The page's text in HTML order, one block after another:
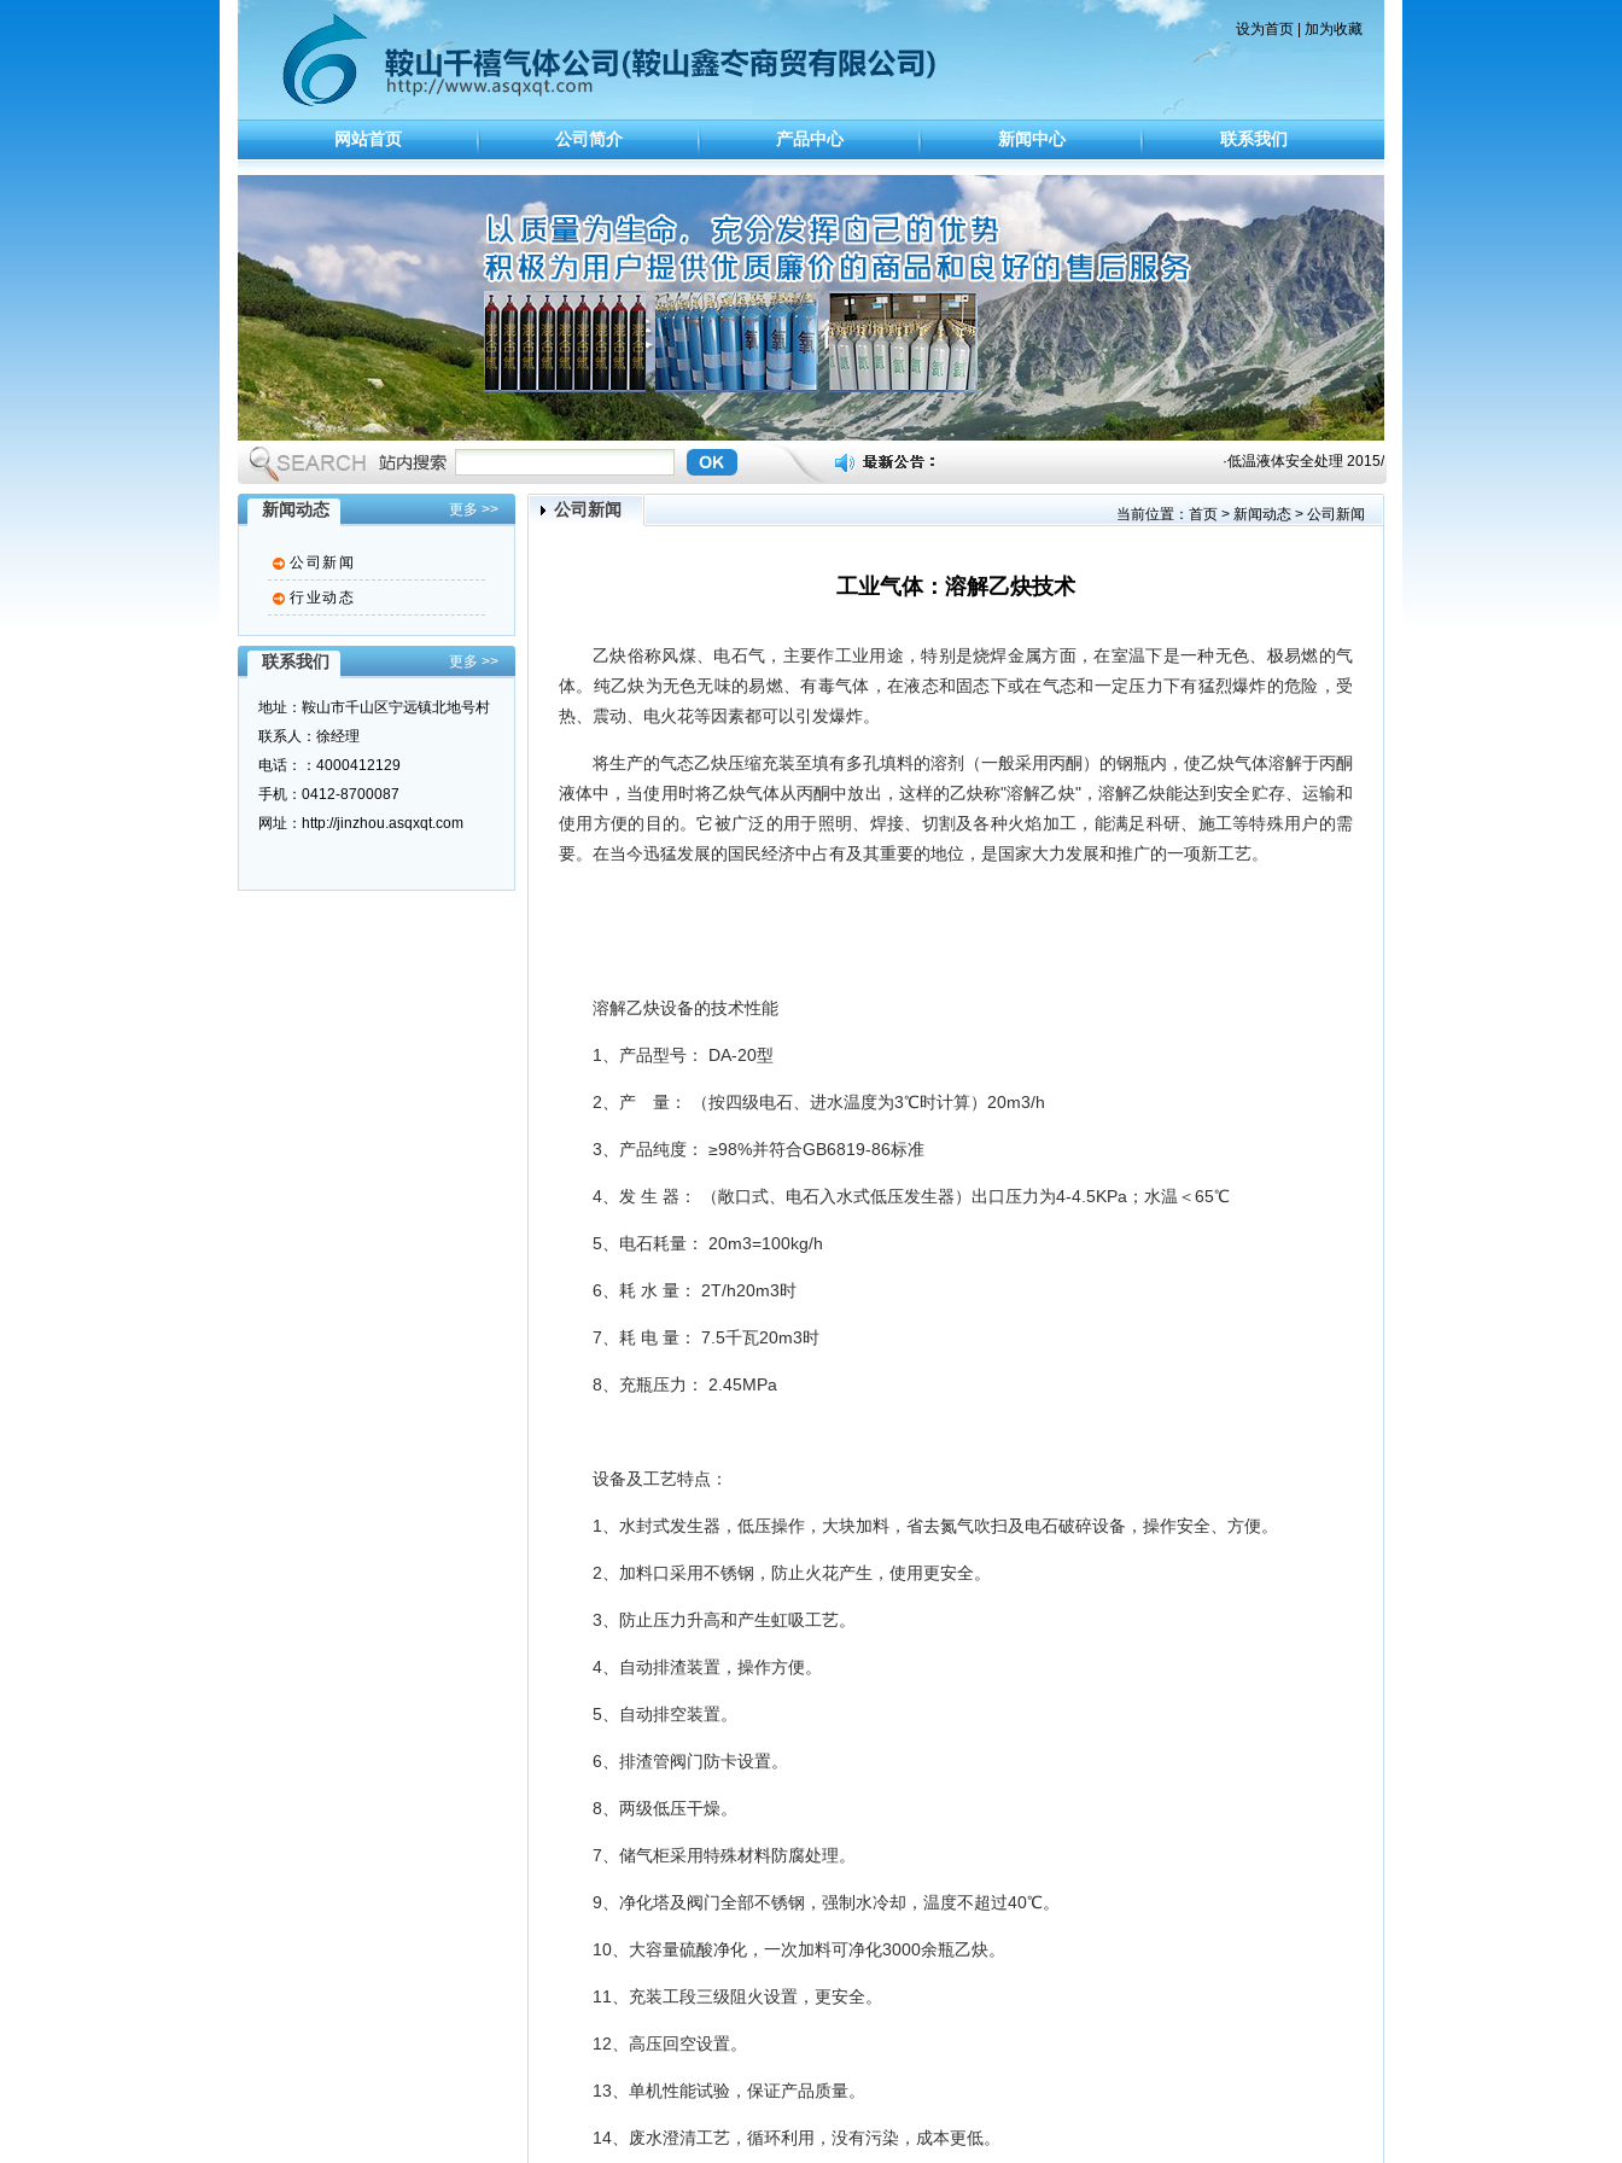
设为首页 加为收藏
网站首页 公司简介 产品中心 新闻中心 联系我们
低温液体安全处理2015/8/23 ·
新闻动态 更多 >>
公司新闻
行业动态
联系我们 更多 >>
地址：鞍山市千山区宁远镇北地号村
联系人：徐经理
电话：：4000412129
手机：0412-8700087
网址：http://jinzhou.asqxqt.com
公司新闻 当前位置： 首页 > 新闻动态 > 公司新闻
工业气体：溶解乙炔技术
乙炔俗称风煤、电石气，主要作工业用途，特别是烧焊金属方面，在室温下是一种无色、极易燃的气
体。纯乙炔为无色无味的易燃、有毒气体，在液态和固态下或在气态和一定压力下有猛烈爆炸的危险，受
热、震动、电火花等因素都可以引发爆炸。
将生产的气态乙炔压缩充装至填有多孔填料的溶剂（一般采用丙酮）的钢瓶内，使乙炔气体溶解于丙酮
液体中，当使用时将乙炔气体从丙酮中放出，这样的乙炔称"溶解乙炔"，溶解乙炔能达到安全贮存、运输和
使用方便的目的。它被广泛的用于照明、焊接、切割及各种火焰加工，能满足科研、施工等特殊用户的需
要。在当今迅猛发展的国民经济中占有及其重要的地位，是国家大力发展和推广的一项新工艺。
溶解乙炔设备的技术性能
1、产品型号： DA-20型
2、产 量： （按四级电石、进水温度为3℃时计算）20m3/h
3、产品纯度： ≥98%并符合GB6819-86标准
4、发 生 器： （敞口式、电石入水式低压发生器）出口压力为4-4.5KPa；水温＜65℃
5、电石耗量： 20m3=100kg/h
6、耗 水 量： 2T/h20m3时
7、耗 电 量： 7.5千瓦20m3时
8、充瓶压力： 2.45MPa
设备及工艺特点：
1、水封式发生器，低压操作，大块加料，省去氮气吹扫及电石破碎设备，操作安全、方便。
2、加料口采用不锈钢，防止火花产生，使用更安全。
3、防止压力升高和产生虹吸工艺。
4、自动排渣装置，操作方便。
5、自动排空装置。
6、排渣管阀门防卡设置。
8、两级低压干燥。
7、储气柜采用特殊材料防腐处理。
9、净化塔及阀门全部不锈钢，强制水冷却，温度不超过40℃。
10、大容量硫酸净化，一次加料可净化3000余瓶乙炔。
11、充装工段三级阻火设置，更安全。
12、高压回空设置。
13、单机性能试验，保证产品质量。
14、废水澄清工艺，循环利用，没有污染，成本更低。